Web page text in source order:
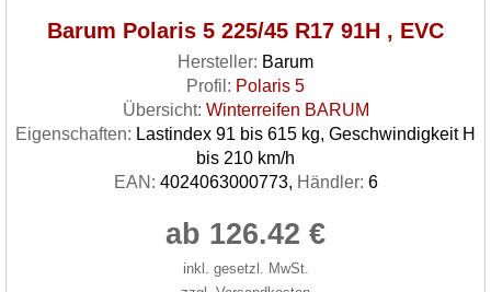
Barum Polaris 5 225/45 R17 91H , EVC
Hersteller: Barum
Profil: Polaris 5
Übersicht: Winterreifen BARUM
Eigenschaften: Lastindex 91 bis 615 kg, Geschwindigkeit H
bis 210 km/h
EAN: 4024063000773, Händler: 6
ab 126.42 €
inkl. gesetzl. MwSt.